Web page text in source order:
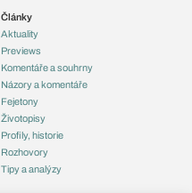
Články
Aktuality
Previews
Komentáře a souhrny
Názory a komentáře
Fejetony
Životopisy
Profily, historie
Rozhovory
Tipy a analýzy